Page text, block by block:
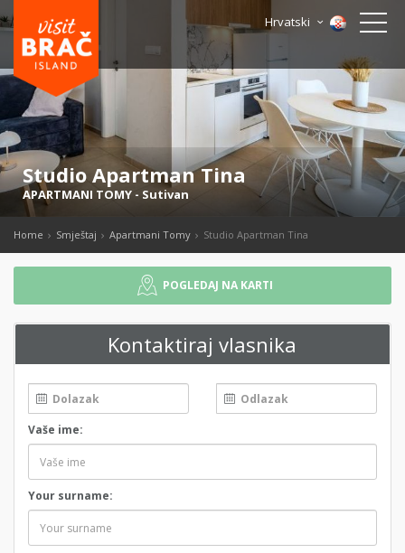
Hrvatski
Studio Apartman Tina
APARTMANI TOMY - Sutivan
Home Smještaj Apartmani Tomy Studio Apartman Tina
POGLEDAJ NA KARTI
Kontaktiraj vlasnika
Vaše ime:
Your surname: